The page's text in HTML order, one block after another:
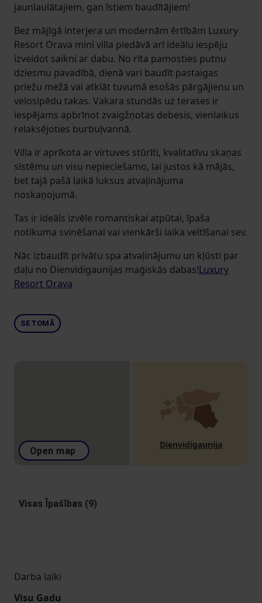
jaunlaulātajiem, gan īstiem baudītājiem!
Bez mājīgā interjera un modernām ērtībām Luxury
Resort Orava mini villa piedāvā arī ideālu iespēju
izveidot saikni ar dabu. No rīta pamosties putnu
dziesmu pavadībā, dienā vari baudīt pastaigas
priežu mežā vai atklāt tuvumā esošās pārgājienu un
velosipēdu takas. Vakara stundās uz terases ir
iespējams apbrīnot zvaigžņotas debesis, vienlaikus
relaksējoties burbuļvannā.
Villa ir aprīkota ar virtuves stūrīti, kvalitatīvu skaņas
sistēmu un visu nepieciešamo, lai justos kā mājās,
bet tajā pašā laikā luksus atvaļinājuma
noskaņojumā.
Tas ir ideāls izvēle romantiskai atpūtai, īpaša
notikuma svinēšanai vai vienkārši laika veltīšanai sev.
Nāc izbaudīt privātu spa atvaļinājumu un kļūsti par
daļu no Dienvidigaunijas maģiskās dabas!Luxury
Resort Orava
SETOMĀ
Open map
Dienvidigaunija
Visas Īpašības (9)
Darba laiki
Visu Gadu